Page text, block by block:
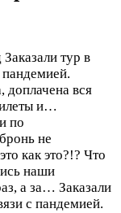
Заказали тур в
пандемией.
вся
и…
по
не
как это?!? Что
наши
а за… Заказали
с пандемией.